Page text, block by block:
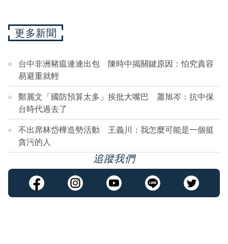
更多新聞
台中非洲豬瘟連連出包 陳時中揭關鍵原因：怕究責容
易避重就輕
鄭麗文「國防預算太多」挨批大嘴巴 蕭旭岑：抗中保
台時代過去了
不出席林岱樺造勢活動 王義川：我怎麼可能是一個挺
貪污的人
追蹤我們